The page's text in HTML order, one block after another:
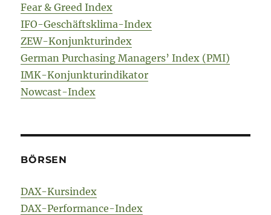
Fear & Greed Index
IFO-Geschäftsklima-Index
ZEW-Konjunkturindex
German Purchasing Managers’ Index (PMI)
IMK-Konjunkturindikator
Nowcast-Index
BÖRSEN
DAX-Kursindex
DAX-Performance-Index